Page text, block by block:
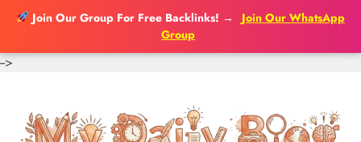
Join Our Group For Free Backlinks! →
Join Our WhatsApp
Group
-->
content